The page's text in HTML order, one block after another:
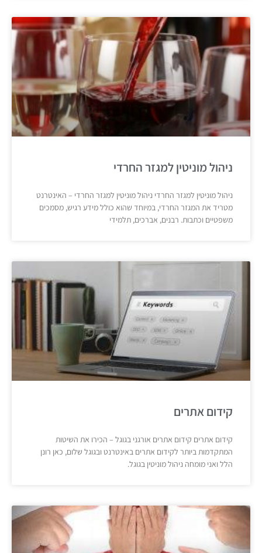
ניהול מוניטין למגזר החרדי
ניהול מוניטין למגזר החרדי ניהול מוניטין למגזר החרדי – האינטרנט
מטריד את המגזר החרדי, במיוחד שהוא כולל מידע רגיש, מסמכים
משפטיים וכתבות. רבנים, אברכים, תלמידי
קידום אתרים
קידום אתרים קידום אתרים אורגני בגוגל – הכירו את השיטות
המתקדמות ביותר לקידום אתרים באינטרנט ובגוגל שלום, כאן רונן
הלל ואני מומחה ניהול מוניטין בגוגל.